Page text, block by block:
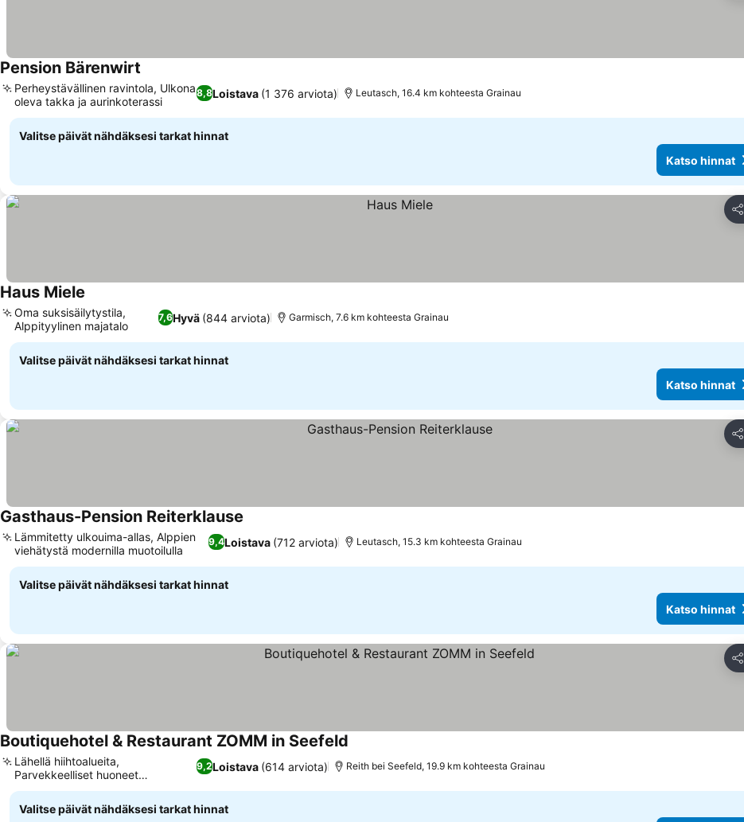
Pension Bärenwirt
8,8Loistava (1 376 arviota)
Perheystävällinen ravintola, Ulkona
oleva takka ja aurinkoterassi
Leutasch, 16.4 km kohteesta Grainau
Valitse päivät nähdäksesi tarkat hinnat
Katso hinnat
Jaa
Haus Miele
7,6Hyvä (844 arviota)
Oma suksisäilytystila,
Alppityylinen majatalo
Garmisch, 7.6 km kohteesta Grainau
Valitse päivät nähdäksesi tarkat hinnat
Katso hinnat
Jaa
Gasthaus-Pension Reiterklause
9,4Loistava (712 arviota)
Lämmitetty ulkouima-allas, Alppien
viehätystä modernilla muotoilulla
Leutasch, 15.3 km kohteesta Grainau
Valitse päivät nähdäksesi tarkat hinnat
Katso hinnat
Jaa
Boutiquehotel & Restaurant ZOMM in Seefeld
9,2Loistava (614 arviota)
Lähellä hiihtoalueita,
Parvekkeelliset huoneet
vuoristonäkymillä
Reith bei Seefeld, 19.9 km kohteesta Grainau
Valitse päivät nähdäksesi tarkat hinnat